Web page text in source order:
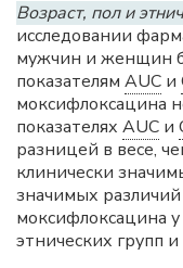
Возраст, пол и
исследовании
мужчин и женщин
показателям AUC и
моксифлоксацина
показателях AUC и
разницей в весе,
клинически
значимых
моксифлоксацина
этнических групп и